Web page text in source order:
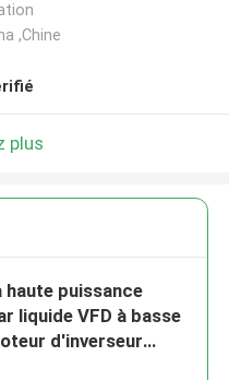
,Chine
plus
haute puissance
liquide VFD à basse
d'inverseur